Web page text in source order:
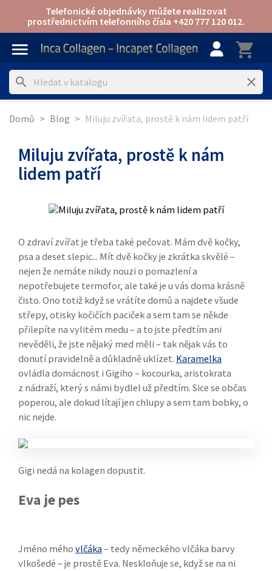
Telefonické objednávky můžete realizovat
prostřednictvím telefonního čísla +420 777 120 012.
menu shopping-cart
account
search clear
Domů Blog Miluju zvířata, prostě k nám lidem patří
Miluju zvířata, prostě k nám
lidem patří
O zdraví zvířat je třeba také pečovat. Mám dvě kočky,
psa a deset slepic... Mít dvě kočky je zkrátka skvělé –
nejen že nemáte nikdy nouzi o pomazlení a
nepotřebujete termofor, ale také je u vás doma krásně
čisto. Ono totiž když se vrátíte domů a najdete všude
střepy, otisky kočičích paciček a sem tam se někde
přilepíte na vylitém medu – a to jste předtím ani
nevěděli, že jste nějaký med měli – tak nějak vás to
donutí pravidelně a důkladně uklízet. Karamelka
ovládla domácnost i Gigiho – kocourka, aristokrata
z nádraží, který s námi bydlel už předtím. Sice se občas
poperou, ale dokud lítají jen chlupy a sem tam bobky, o
nic nejde.
Gigi nedá na kolagen dopustit.
Eva je pes
Jméno mého vlčáka– tedy německého vlčáka barvy
vlkošedé – je prostě Eva. Neskloňuje se, když se na ni